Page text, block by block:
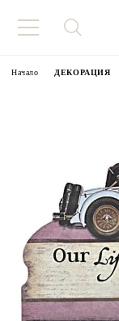
Начало ДЕКОРАЦИЯ